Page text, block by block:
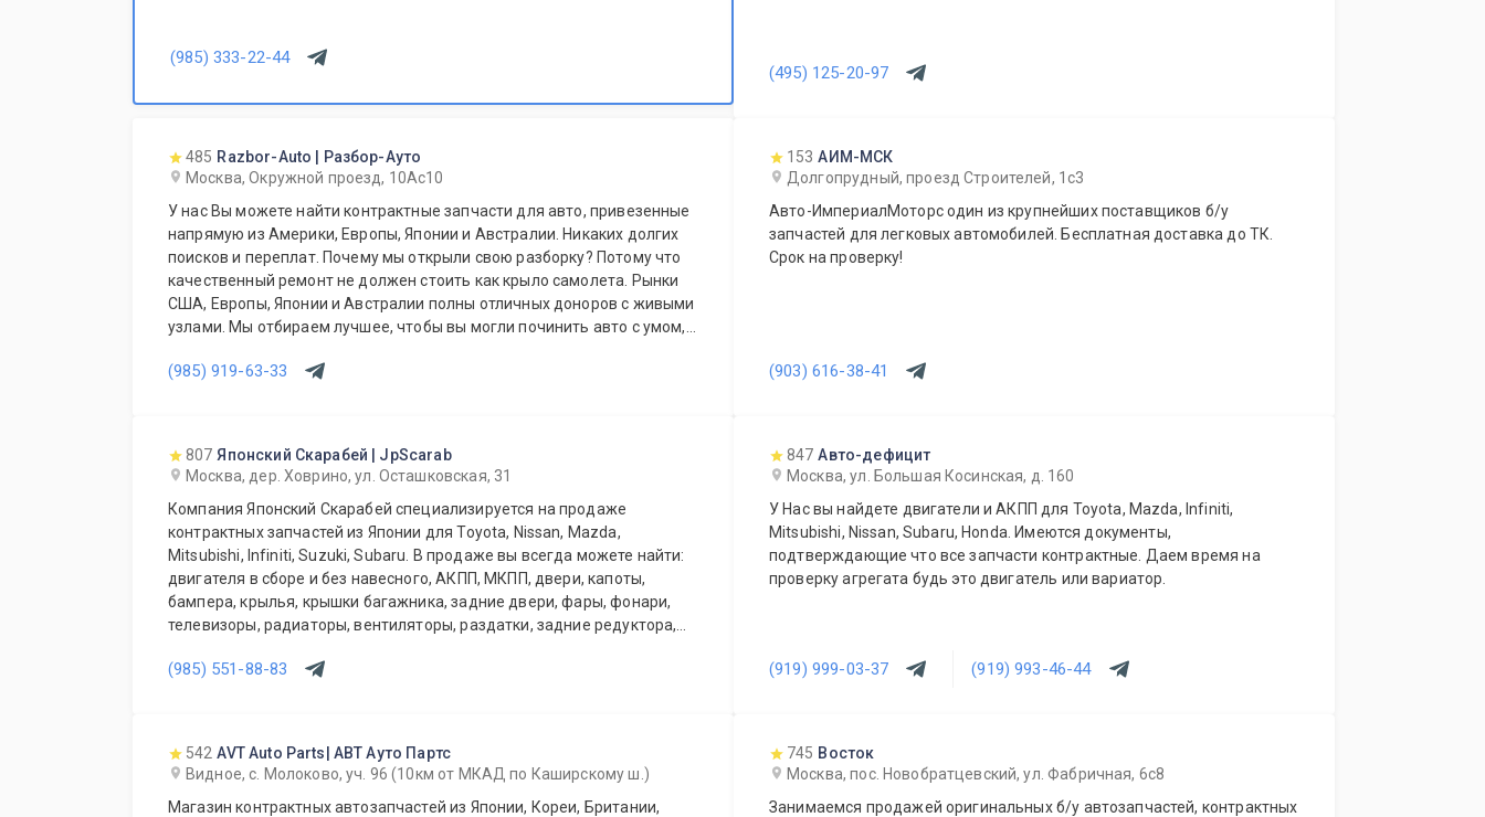
(985) 333-22-44
(495) 125-20-97
485 Razbor-Auto | Разбор-Ауто
Москва, Окружной проезд, 10Ас10
У нас Вы можете найти контрактные запчасти для авто, привезенные
напрямую из Америки, Европы, Японии и Австралии. Никаких долгих
поисков и переплат. Почему мы открыли свою разборку? Потому что
качественный ремонт не должен стоить как крыло самолета. Рынки
США, Европы, Японии и Австралии полны отличных доноров с живыми
узлами. Мы отбираем лучшее, чтобы вы могли починить авто с умом, а
(985) 919-63-33
153 АИМ-МСК
Долгопрудный, проезд Строителей, 1с3
Авто-ИмпериалМоторс один из крупнейших поставщиков б/у
запчастей для легковых автомобилей. Бесплатная доставка до ТК.
Срок на проверку!
(903) 616-38-41
807 Японский Скарабей | JpScarab
Москва, дер. Ховрино, ул. Осташковская, 31
Компания Японский Скарабей специализируется на продаже
контрактных запчастей из Японии для Toyota, Nissan, Mazda,
Mitsubishi, Infiniti, Suzuki, Subaru. В продаже вы всегда можете найти:
двигателя в сборе и без навесного, АКПП, МКПП, двери, капоты,
бампера, крылья, крышки багажника, задние двери, фары, фонари,
телевизоры, радиаторы, вентиляторы, раздатки, задние редуктора,
позиций. Так же мы осуществляем доставку по Москве и Московской
(985) 551-88-83
847 Авто-дефицит
Москва, ул. Большая Косинская, д. 160
У Нас вы найдете двигатели и АКПП для Toyota, Mazda, Infiniti,
Mitsubishi, Nissan, Subaru, Honda. Имеются документы,
подтверждающие что все запчасти контрактные. Даем время на
проверку агрегата будь это двигатель или вариатор.
(919) 999-03-37 (919) 993-46-44
542 AVT Auto Parts| АВТ Ауто Партс
Видное, с. Молоково, уч. 96 (10км от МКАД по Каширскому ш.)
Магазин контрактных автозапчастей из Японии, Кореи, Британии,
745 Восток
Москва, пос. Новобратцевский, ул. Фабричная, 6с8
Занимаемся продажей оригинальных б/у автозапчастей, контрактных